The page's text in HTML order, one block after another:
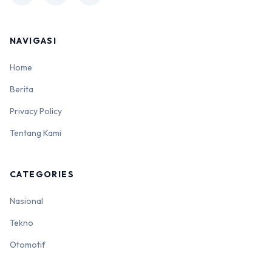
NAVIGASI
Home
Berita
Privacy Policy
Tentang Kami
CATEGORIES
Nasional
Tekno
Otomotif